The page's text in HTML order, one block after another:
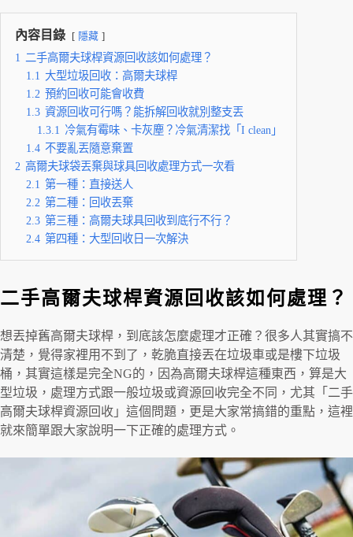
內容目錄 隱藏
1 二手高爾夫球桿資源回收該如何處理？
1.1 大型垃圾回收：高爾夫球桿
1.2 預約回收可能會收費
1.3 資源回收可行嗎？能拆解回收就別整支丟
1.3.1 冷氣有霉味、卡灰塵？冷氣清潔找「I clean」
1.4 不要亂丟隨意棄置
2 高爾夫球袋丟棄與球具回收處理方式一次看
2.1 第一種：直接送人
2.2 第二種：回收丟棄
2.3 第三種：高爾夫球具回收到底行不行？
2.4 第四種：大型回收日一次解決
二手高爾夫球桿資源回收該如何處理？
想丟掉舊高爾夫球桿，到底該怎麼處理才正確？很多人其實搞不
清楚，覺得家裡用不到了，乾脆直接丟在垃圾車或是樓下垃圾
桶，其實這樣是完全NG的，因為高爾夫球桿這種東西，算是大
型垃圾，處理方式跟一般垃圾或資源回收完全不同，尤其「二手
高爾夫球桿資源回收」這個問題，更是大家常搞錯的重點，這裡
就來簡單跟大家說明一下正確的處理方式。